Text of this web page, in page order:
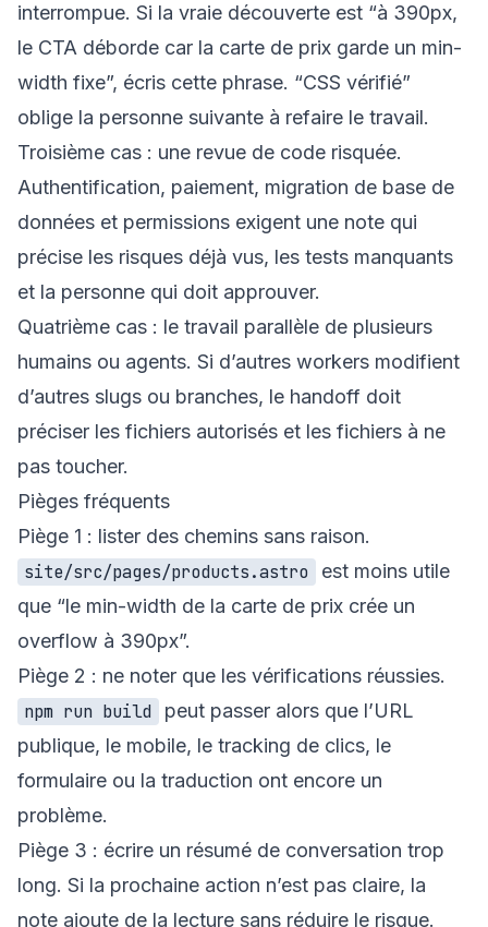
interrompue. Si la vraie découverte est “à 390px,
le CTA déborde car la carte de prix garde un min-
width fixe”, écris cette phrase. “CSS vérifié”
oblige la personne suivante à refaire le travail.
Troisième cas : une revue de code risquée.
Authentification, paiement, migration de base de
données et permissions exigent une note qui
précise les risques déjà vus, les tests manquants
et la personne qui doit approuver.
Quatrième cas : le travail parallèle de plusieurs
humains ou agents. Si d’autres workers modifient
d’autres slugs ou branches, le handoff doit
préciser les fichiers autorisés et les fichiers à ne
pas toucher.
Pièges fréquents
Piège 1 : lister des chemins sans raison.
site/src/pages/products.astro
est moins utile
que “le min-width de la carte de prix crée un
overflow à 390px”.
Piège 2 : ne noter que les vérifications réussies.
npm run build
peut passer alors que l’URL
publique, le mobile, le tracking de clics, le
formulaire ou la traduction ont encore un
problème.
Piège 3 : écrire un résumé de conversation trop
long. Si la prochaine action n’est pas claire, la
note ajoute de la lecture sans réduire le risque.